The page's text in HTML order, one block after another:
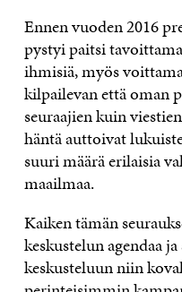
Ennen vuoden 2016
pystyi paitsi
ihmisiä, myös
kilpailevan että oman
seuraajien kuin
häntä auttoivat
suuri määrä erilaisia
maailmaa.
Kaiken tämän
keskustelun agendaa
keskusteluun niin